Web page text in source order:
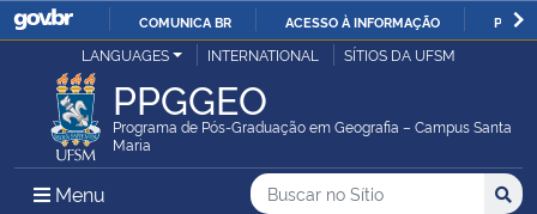
IR
O
COMUNICA BR ACESSO À INFORMAÇÃO
Ministério da Justiça e Segurança Pública
Ministério da Defesa
LANGUAGES INTERNATIONAL SÍTIOS DA UFSM
PPGGEO
Programa de Pós-Graduação em Geografia – Campus Santa
Maria
Menu Menu Principal do Sítio
Busca
Buscar no no Sítio
Busca: